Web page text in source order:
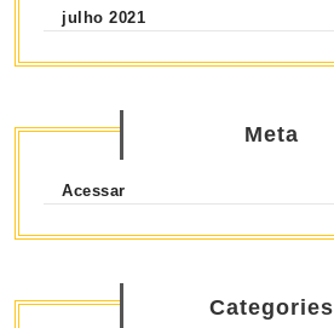
julho 2021
Meta
Acessar
Categories